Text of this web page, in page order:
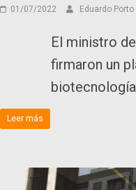
01/07/2022 Eduardo Porto
El ministro
firmaron un
Leer más